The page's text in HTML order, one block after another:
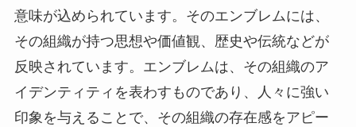
意味が込められています。そのエンブレムには、
その組織が持つ思想や価値観、歴史や伝統などが
反映されています。エンブレムは、その組織のア
イデンティティを表わすものであり、人々に強い
印象を与えることで、その組織の存在感をアピー